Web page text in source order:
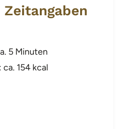
5 Minuten
154 kcal